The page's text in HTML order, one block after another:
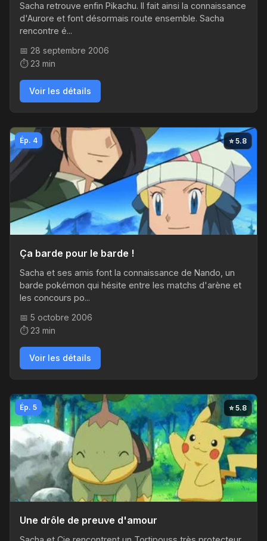
Sacha retrouve enfin Pikachu. Il fait ainsi la connaissance
d'Aurore et font désormais route ensemble. Sacha
rencontre é...
📅 28 septembre 2006
⏱️ 23 min
Voir les détails
Ép. 4 ⭐ 5.8
Ça barde pour le barde !
Sacha et ses amis font la connaissance de Nando, un
barde pokémon qui hésite entre les matchs d'arène et
les concours po...
📅 5 octobre 2006
⏱️ 23 min
Voir les détails
Ép. 5 ⭐ 5.8
Une drôle de preuve d'amour